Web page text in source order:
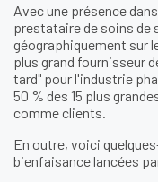
Avec une présence
prestataire de soins de
géographiquement sur
plus grand fournisseur
tard" pour l'industrie
50 % des 15 plus
comme clients.
En outre, voici
bienfaisance lancées